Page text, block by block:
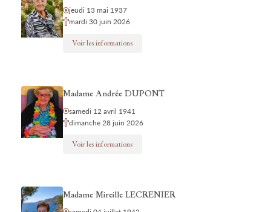
jeudi 13 mai 1937
mardi 30 juin 2026
Voir les informations
Madame Andrée DUPONT
samedi 12 avril 1941
dimanche 28 juin 2026
Voir les informations
Madame Mireille LECRENIER